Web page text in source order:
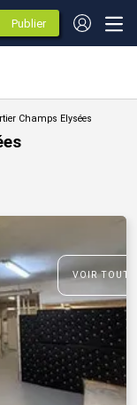
Publier
des
annonces
VOIR